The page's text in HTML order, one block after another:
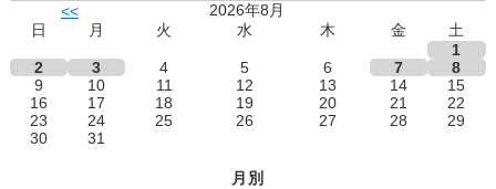
<<
2026年8月
日
月 火 水 木 金
土
1
2
3 4 5 6 7
8
9
10 11 12 13 14
15
16
17 18 19 20 21
22
23
24 25 26 27 28
29
30
31
月別